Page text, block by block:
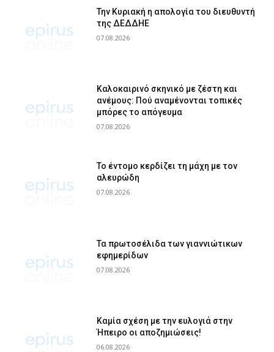
Την Κυριακή η απολογία του διευθυντή
της ΔΕΔΔΗΕ
07.08.2026
Καλοκαιρινό σκηνικό με ζέστη και
ανέμους: Πού αναμένονται τοπικές
μπόρες το απόγευμα
07.08.2026
Το έντομο κερδίζει τη μάχη με τον
αλευρώδη
07.08.2026
Τα πρωτοσέλιδα των γιαννιώτικων
εφημερίδων
07.08.2026
Καμία σχέση με την ευλογιά στην
Ήπειρο οι αποζημιώσεις!
06.08.2026